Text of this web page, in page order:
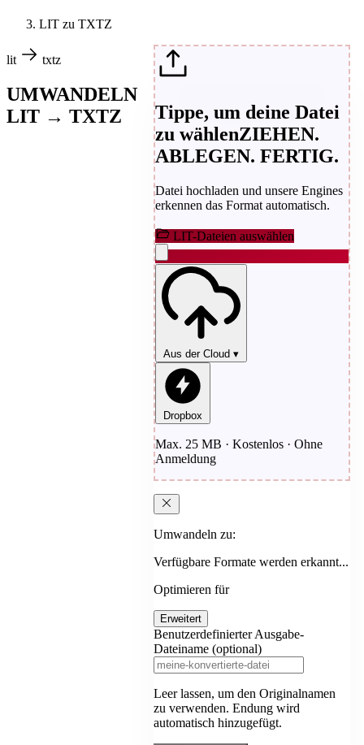
LIT zu TXTZ
lit txtz
UMWANDELN
LIT → TXTZ
Tippe, um deine Datei
zu wählenZIEHEN.
ABLEGEN. FERTIG.
Datei hochladen und unsere Engines
erkennen das Format automatisch.
LIT-Dateien auswählen
Aus der Cloud ▾
Dropbox
Max. 25 MB · Kostenlos · Ohne
Anmeldung
Umwandeln zu:
Verfügbare Formate werden erkannt...
Optimieren für
Erweitert
Benutzerdefinierter Ausgabe-
Dateiname (optional)
Leer lassen, um den Originalnamen
zu verwenden. Endung wird
automatisch hinzugefügt.